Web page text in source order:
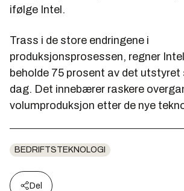
ifølge Intel.
Trass i de store endringene i
produksjonsprosessen, regner
beholde 75 prosent av det utstyret
dag. Det innebærer raskere
volumproduksjon etter de nye
BEDRIFTSTEKNOLOGI
Del